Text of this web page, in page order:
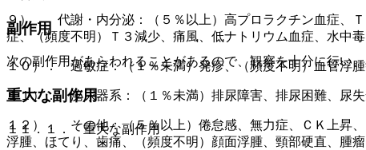
９）． 代謝・内分泌：（５％以上）高プロラクチン血症、
症、（頻度不明）Ｔ３減少、痛風、低ナトリウム血症、水中
１０）． 過敏症：（１％未満）発疹、（頻度不明）血管浮
１１）． 泌尿器系：（１％未満）排尿障害、排尿困難、尿
１２）． その他：（５％以上）倦怠感、無力症、ＣＫ上昇
浮腫、ほてり、歯痛、（頻度不明）顔面浮腫、頸部硬直、腫
副作用
次の副作用があらわれることがあるので、観察を十分に行い
重大な副作用
１１．１． 重大な副作用